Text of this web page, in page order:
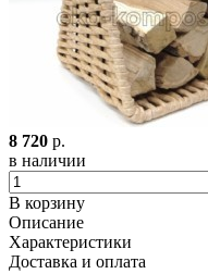
8 720 р.
в наличии
В корзину
Описание
Характеристики
Доставка и оплата